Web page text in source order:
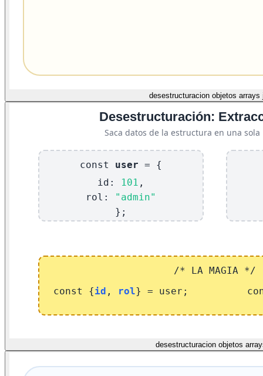
desestructuracion objetos arrays
desestructuracion objetos